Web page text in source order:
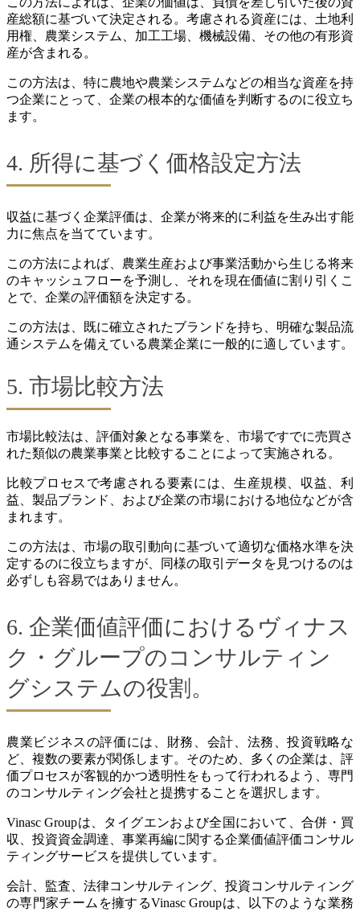
産総額に基づいて決定される。考慮される資産には、土地利
用権、農業システム、加工工場、機械設備、その他の有形資
産が含まれる。
この方法は、特に農地や農業システムなどの相当な資産を持
つ企業にとって、企業の根本的な価値を判断するのに役立ち
ます。
4. 所得に基づく価格設定方法
収益に基づく企業評価は、企業が将来的に利益を生み出す能
力に焦点を当てています。
この方法によれば、農業生産および事業活動から生じる将来
のキャッシュフローを予測し、それを現在価値に割り引くこ
とで、企業の評価額を決定する。
この方法は、既に確立されたブランドを持ち、明確な製品流
通システムを備えている農業企業に一般的に適しています。
5. 市場比較方法
市場比較法は、評価対象となる事業を、市場ですでに売買さ
れた類似の農業事業と比較することによって実施される。
比較プロセスで考慮される要素には、生産規模、収益、利
益、製品ブランド、および企業の市場における地位などが含
まれます。
この方法は、市場の取引動向に基づいて適切な価格水準を決
定するのに役立ちますが、同様の取引データを見つけるのは
必ずしも容易ではありません。
6. 企業価値評価におけるヴィナス
ク・グループのコンサルティン
グシステムの役割。
農業ビジネスの評価には、財務、会計、法務、投資戦略な
ど、複数の要素が関係します。そのため、多くの企業は、評
価プロセスが客観的かつ透明性をもって行われるよう、専門
のコンサルティング会社と提携することを選択します。
Vinasc Groupは、タイグエンおよび全国において、合併・買
収、投資資金調達、事業再編に関する企業価値評価コンサル
ティングサービスを提供しています。
会計、監査、法律コンサルティング、投資コンサルティング
の専門家チームを擁するVinasc Groupは、以下のような業務